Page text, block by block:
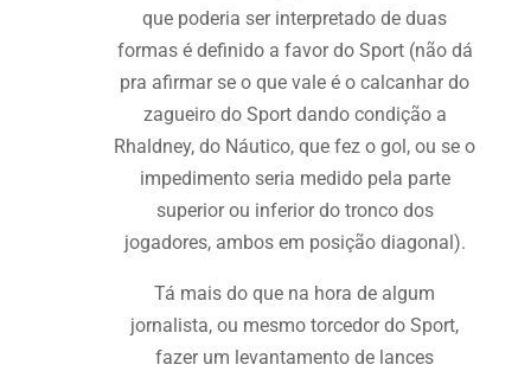
que poderia ser interpretado de duas
formas é definido a favor do Sport (não dá
pra afirmar se o que vale é o calcanhar do
zagueiro do Sport dando condição a
Rhaldney, do Náutico, que fez o gol, ou se o
impedimento seria medido pela parte
superior ou inferior do tronco dos
jogadores, ambos em posição diagonal).
Tá mais do que na hora de algum
jornalista, ou mesmo torcedor do Sport,
fazer um levantamento de lances